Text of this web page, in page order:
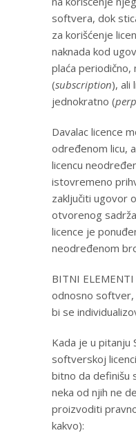
softvera, dok
za korišćenje
naknada kod
plaća periodično,
(subscription), ali
jednokratno (
Davalac licence
određenom licu,
licencu
istovremeno
zaključiti ugovor
otvorenog
licence je
neodređenom
BITNI
odnosno softver,
bi se
Kada je u pitanju
softverskoj
bitno da definišu
neka od njih ne
proizvoditi
kakvo):